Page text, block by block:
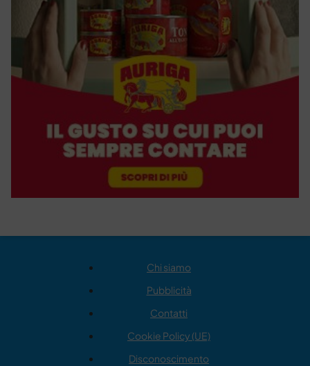
Chi siamo
Pubblicità
Contatti
Cookie Policy (UE)
Disconoscimento